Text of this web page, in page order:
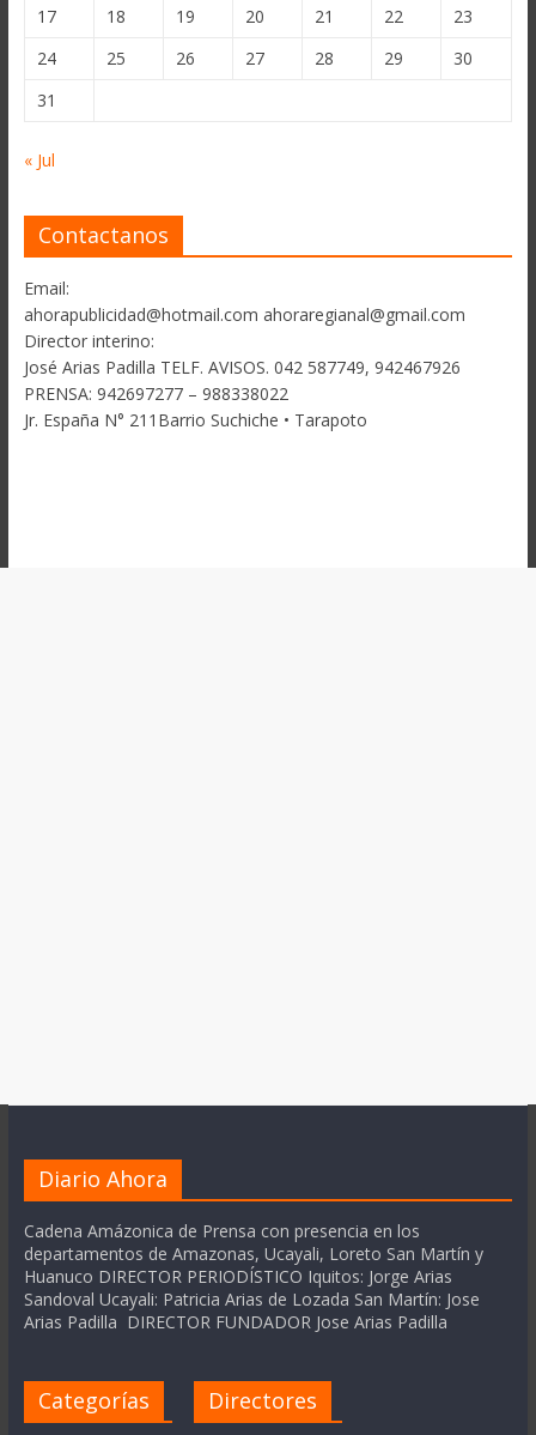
17
18 19 20 21 22
23
24
25 26 27 28 29
30
31
« Jul
Contactanos
Email:
ahorapublicidad@hotmail.com ahoraregianal@gmail.com
Director interino:
José Arias Padilla TELF. AVISOS. 042 587749, 942467926
PRENSA: 942697277 – 988338022
Jr. España N° 211Barrio Suchiche • Tarapoto
Diario Ahora
Cadena Amázonica de Prensa con presencia en los
departamentos de Amazonas, Ucayali, Loreto San Martín y
Huanuco DIRECTOR PERIODÍSTICO Iquitos: Jorge Arias
Sandoval Ucayali: Patricia Arias de Lozada San Martín: Jose
Arias Padilla DIRECTOR FUNDADOR Jose Arias Padilla
Categorías Directores